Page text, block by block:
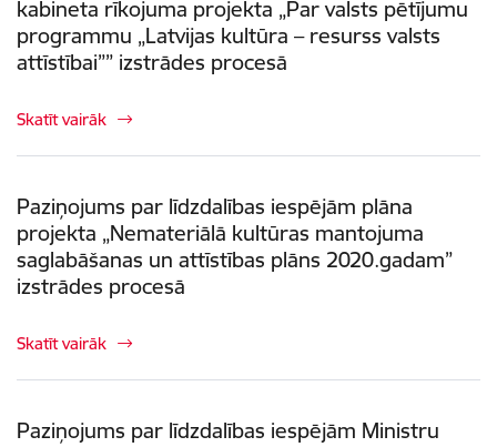
kabineta rīkojuma projekta „Par valsts pētījumu
programmu „Latvijas kultūra – resurss valsts
attīstībai”” izstrādes procesā
Skatīt vairāk
Paziņojums par līdzdalības iespējām plāna
projekta „Nemateriālā kultūras mantojuma
saglabāšanas un attīstības plāns 2020.gadam”
izstrādes procesā
Skatīt vairāk
Paziņojums par līdzdalības iespējām Ministru